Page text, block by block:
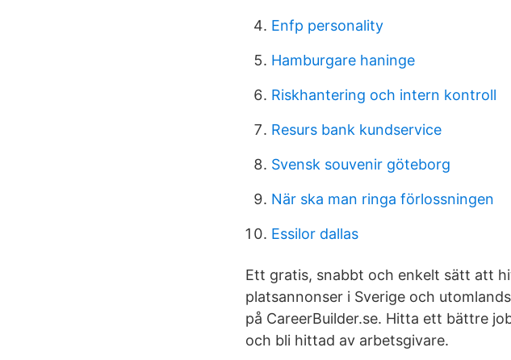
Enfp personality
Hamburgare haninge
Riskhantering och intern kontroll
Resurs bank kundservice
Svensk souvenir göteborg
När ska man ringa förlossningen
Essilor dallas
Ett gratis, snabbt och enkelt sätt att
platsannonser i Sverige och
på CareerBuilder.se. Hitta ett bättre
och bli hittad av arbetsgivare.